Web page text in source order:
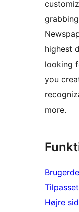
highest
looking
you
more.
Højre